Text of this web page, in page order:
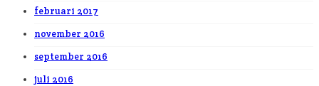
februari 2017
november 2016
september 2016
juli 2016